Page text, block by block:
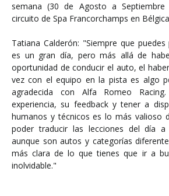
semana (30 de Agosto a
circuito de Spa Francorchamps en
Tatiana Calderón: "Siempre que
es un gran día, pero más allá de
oportunidad de conducir el auto, el
vez con el equipo en la pista es algo
agradecida con Alfa Romeo
experiencia, su feedback y tener a
humanos y técnicos es lo más valioso
poder traducir las lecciones del día
aunque son autos y categorías
más clara de lo que tienes que ir a
inolvidable."